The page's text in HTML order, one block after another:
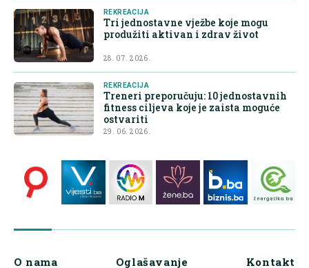
REKREACIJA
Tri jednostavne vježbe koje mogu
produžiti aktivan i zdrav život
28. 07. 2026.
REKREACIJA
Treneri preporučuju: 10 jednostavnih
fitness ciljeva koje je zaista moguće
ostvariti
29. 06. 2026.
O nama Oglašavanje Kontakt